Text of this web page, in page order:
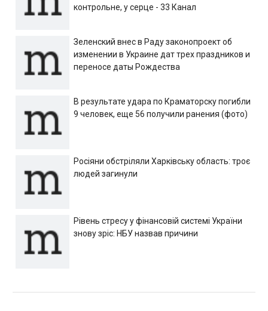
контрольне, у серце - 33 Канал
Зеленский внес в Раду законопроект об
изменении в Украине дат трех праздников и
переносе даты Рождества
В результате удара по Краматорску погибли
9 человек, еще 56 получили ранения (фото)
Росіяни обстріляли Харківську область: троє
людей загинули
Рівень стресу у фінансовій системі України
знову зріс: НБУ назвав причини